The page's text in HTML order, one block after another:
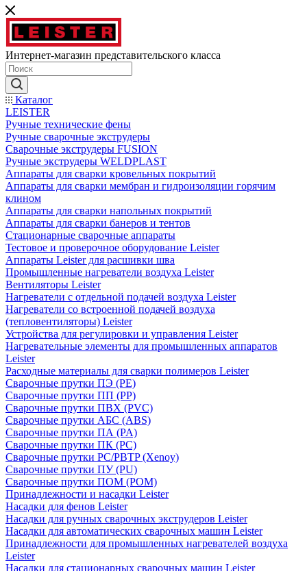
Интернет-магазин представительского класса
Каталог
LEISTER
Ручные технические фены
Ручные сварочные экструдеры
Сварочные экструдеры FUSION
Ручные экструдеры WELDPLAST
Аппараты для сварки кровельных покрытий
Аппараты для сварки мембран и гидроизоляции горячим
клином
Аппараты для сварки напольных покрытий
Аппараты для сварки банеров и тентов
Стационарные сварочные аппараты
Тестовое и проверочное оборудование Leister
Аппараты Leister для расшивки шва
Промышленные нагреватели воздуха Leister
Вентиляторы Leister
Нагреватели с отдельной подачей воздуха Leister
Нагреватели со встроенной подачей воздуха
(тепловентиляторы) Leister
Устройства для регулировки и управления Leister
Нагревательные элементы для промышленных аппаратов
Leister
Расходные материалы для сварки полимеров Leister
Сварочные прутки ПЭ (PE)
Сварочные прутки ПП (PP)
Сварочные прутки ПВХ (PVC)
Сварочные прутки АБС (ABS)
Сварочные прутки ПА (PA)
Сварочные прутки ПК (PC)
Сварочные прутки PC/PBTP (Xenoy)
Сварочные прутки ПУ (PU)
Сварочные прутки ПОМ (POM)
Принадлежности и насадки Leister
Насадки для фенов Leister
Насадки для ручных сварочных экструдеров Leister
Насадки для автоматических сварочных машин Leister
Принадлежности для промышленных нагревателей воздуха
Leister
Насадки для стационарных сварочных машин Leister